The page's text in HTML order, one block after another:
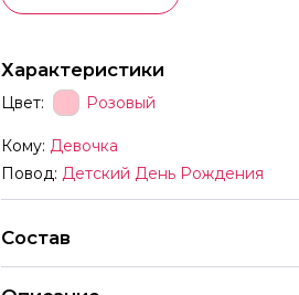
Характеристики
Цвет: Розовый
Кому: Девочка
Повод: Детский День Рождения
Состав